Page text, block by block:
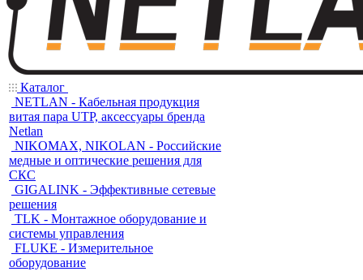
Каталог
NETLAN - Кабельная продукция
витая пара UTP, аксессуары бренда
Netlan
NIKOMAX, NIKOLAN - Российские
медные и оптические решения для
СКС
GIGALINK - Эффективные сетевые
решения
TLK - Монтажное оборудование и
системы управления
FLUKE - Измерительное
оборудование